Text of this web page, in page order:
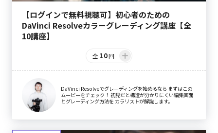
【ログインで無料視聴可】初心者のための
DaVinci Resolveカラーグレーディング講座【全
10講座】
全 10回
DaVinci Resolveでグレーディングを始めるなら まずはこの
ムービーをチェック！ 初見だと構造が分かりにくい編集画面
とグレーディング方法を カラリストが解説します。